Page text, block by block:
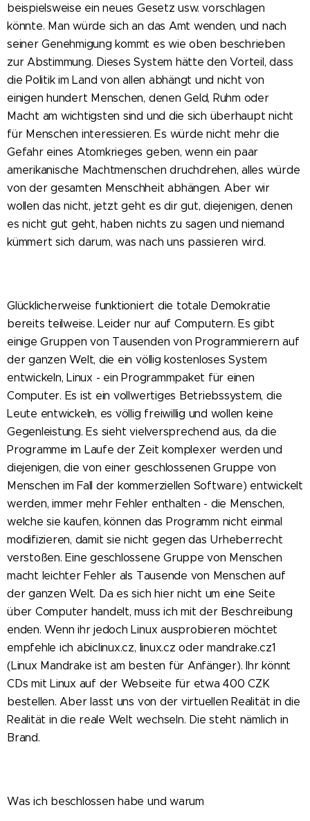
beispielsweise ein neues Gesetz usw. vorschlagen
könnte. Man würde sich an das Amt wenden, und nach
seiner Genehmigung kommt es wie oben beschrieben
zur Abstimmung. Dieses System hätte den Vorteil, dass
die Politik im Land von allen abhängt und nicht von
einigen hundert Menschen, denen Geld, Ruhm oder
Macht am wichtigsten sind und die sich überhaupt nicht
für Menschen interessieren. Es würde nicht mehr die
Gefahr eines Atomkrieges geben, wenn ein paar
amerikanische Machtmenschen druchdrehen, alles würde
von der gesamten Menschheit abhängen. Aber wir
wollen das nicht, jetzt geht es dir gut, diejenigen, denen
es nicht gut geht, haben nichts zu sagen und niemand
kümmert sich darum, was nach uns passieren wird.
Glücklicherweise funktioniert die totale Demokratie
bereits teilweise. Leider nur auf Computern. Es gibt
einige Gruppen von Tausenden von Programmierern auf
der ganzen Welt, die ein völlig kostenloses System
entwickeln, Linux - ein Programmpaket für einen
Computer. Es ist ein vollwertiges Betriebssystem, die
Leute entwickeln, es völlig freiwillig und wollen keine
Gegenleistung. Es sieht vielversprechend aus, da die
Programme im Laufe der Zeit komplexer werden und
diejenigen, die von einer geschlossenen Gruppe von
Menschen im Fall der kommerziellen Software) entwickelt
werden, immer mehr Fehler enthalten - die Menschen,
welche sie kaufen, können das Programm nicht einmal
modifizieren, damit sie nicht gegen das Urheberrecht
verstoßen. Eine geschlossene Gruppe von Menschen
macht leichter Fehler als Tausende von Menschen auf
der ganzen Welt. Da es sich hier nicht um eine Seite
über Computer handelt, muss ich mit der Beschreibung
enden. Wenn ihr jedoch Linux ausprobieren möchtet
empfehle ich abiclinux.cz, linux.cz oder mandrake.cz1
(Linux Mandrake ist am besten für Anfänger). Ihr könnt
CDs mit Linux auf der Webseite für etwa 400 CZK
bestellen. Aber lasst uns von der virtuellen Realität in die
Realität in die reale Welt wechseln. Die steht nämlich in
Brand.
Was ich beschlossen habe und warum